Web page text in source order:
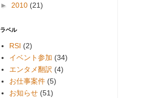
► 2010 (21)
ラベル
RSI (2)
イベント参加 (34)
エンタメ翻訳 (4)
お仕事案件 (5)
お知らせ (51)